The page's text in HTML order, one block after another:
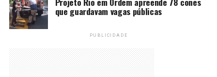
que guardavam vagas públicas
PUBLICIDADE